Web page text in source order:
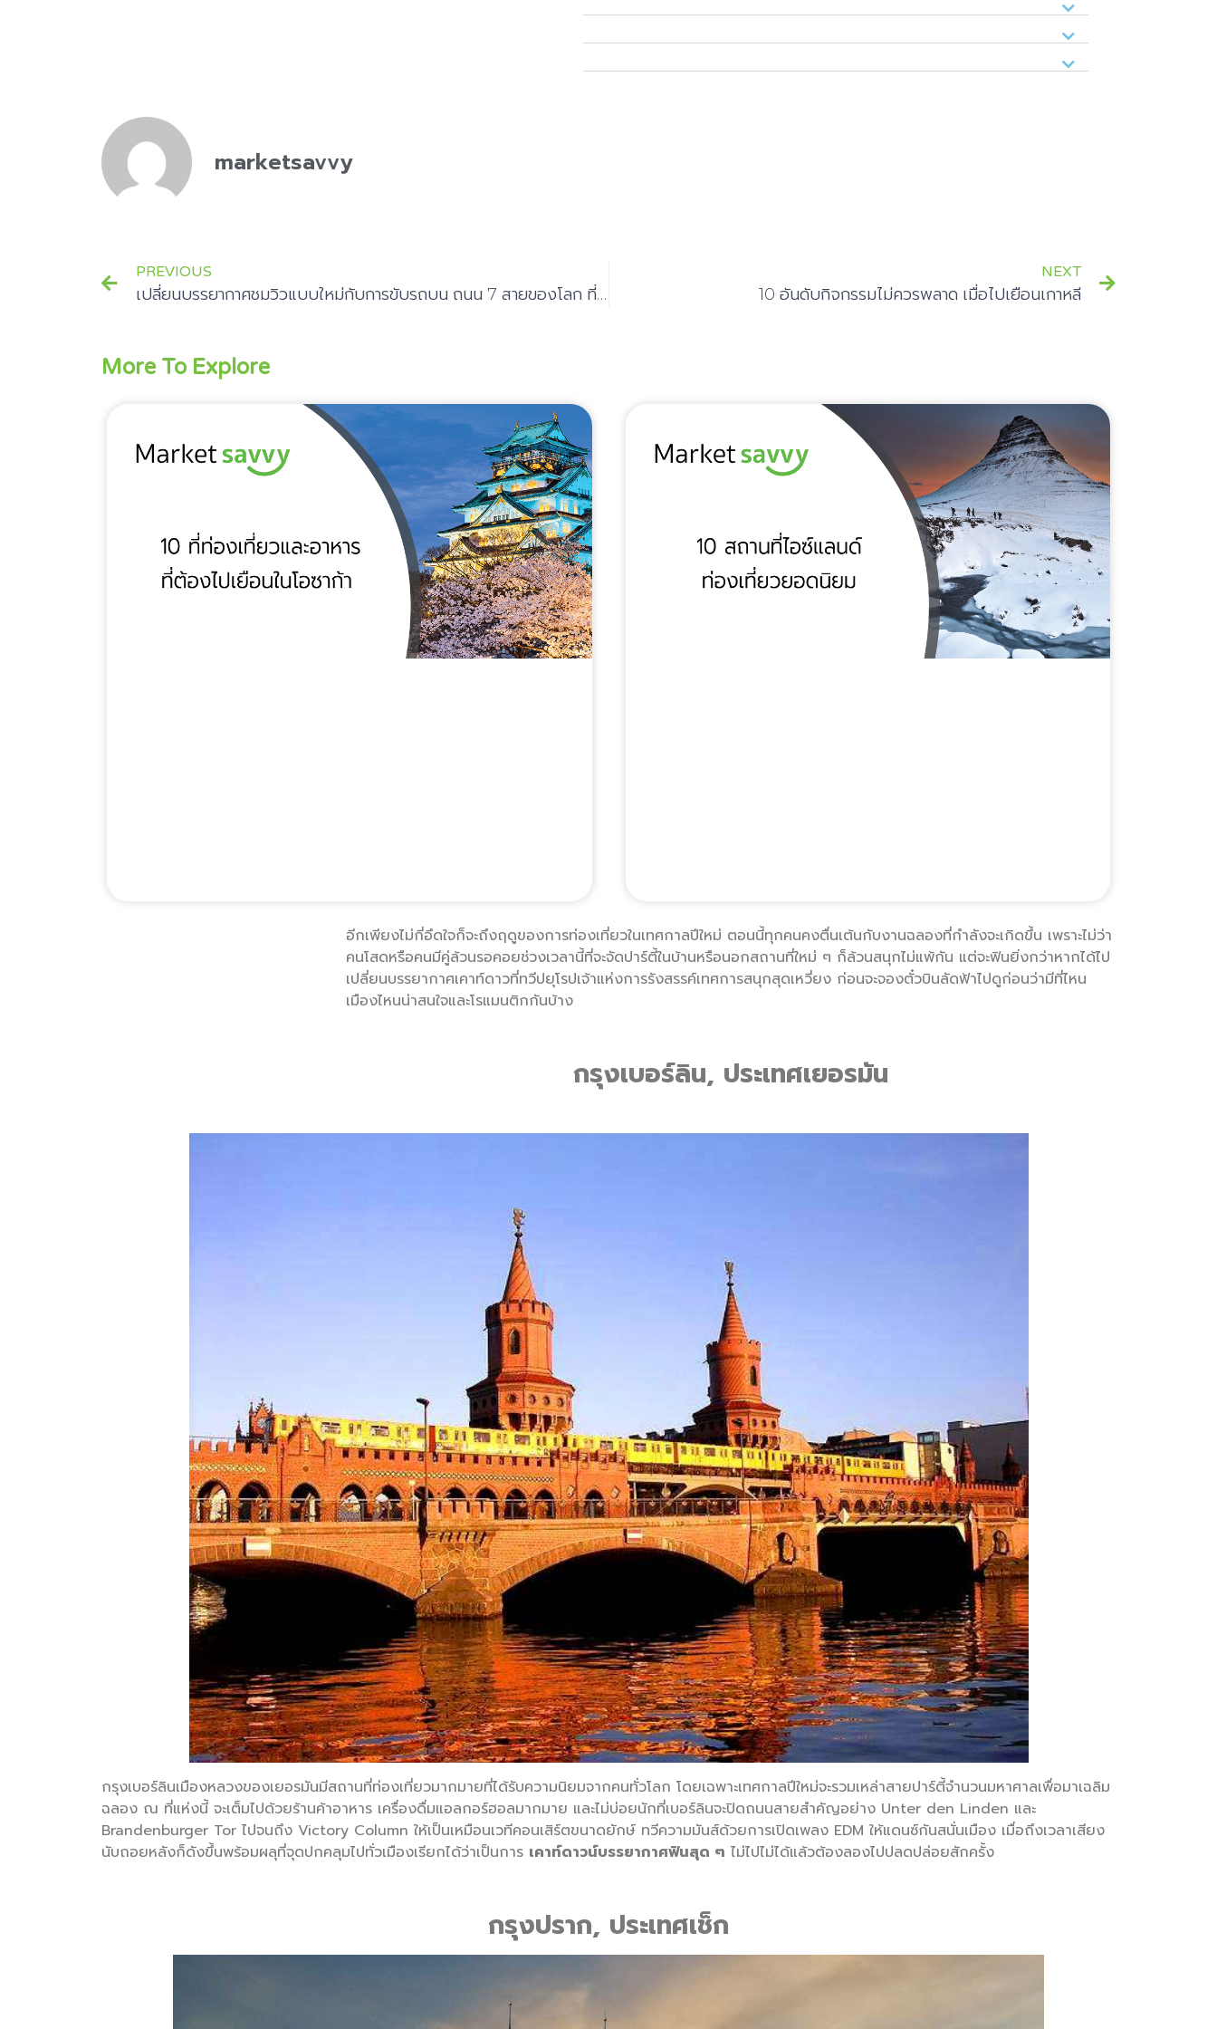
marketsavvy
PREVIOUS
เปลี่ยนบรรยากาศชมวิวแบบใหม่กับการขับรถบน ถนน 7 สายของโลก ที่สวยที่สุด
NEXT
10 อันดับกิจกรรมไม่ควรพลาด เมื่อไปเยือนเกาหลี
More To Explore
อีกเพียงไม่กี่อึดใจก็จะถึงฤดูของการท่องเที่ยวในเทศกาลปีใหม่ ตอนนี้ทุกคนคงตื่นเต้นกับงานฉลองที่กำลังจะเกิดขึ้น เพราะไม่ว่า
คนโสดหรือคนมีคู่ล้วนรอคอยช่วงเวลานี้ที่จะจัดปาร์ตี้ในบ้านหรือนอกสถานที่ใหม่ ๆ ก็ล้วนสนุกไม่แพ้กัน แต่จะฟินยิ่งกว่าหากได้ไป
เปลี่ยนบรรยากาศเคาท์ดาวที่ทวีปยุโรปเจ้าแห่งการรังสรรค์เทศการสนุกสุดเหวี่ยง ก่อนจะจองตั๋วบินลัดฟ้าไปดูก่อนว่ามีที่ไหน
เมืองไหนน่าสนใจและโรแมนติกกันบ้าง
กรุงเบอร์ลิน, ประเทศเยอรมัน
กรุงเบอร์ลินเมืองหลวงของเยอรมันมีสถานที่ท่องเที่ยวมากมายที่ได้รับความนิยมจากคนทั่วโลก โดยเฉพาะเทศกาลปีใหม่จะรวมเหล่าสายปาร์ตี้จำนวนมหาศาลเพื่อมาเฉลิม
ฉลอง ณ ที่แห่งนี้ จะเต็มไปด้วยร้านค้าอาหาร เครื่องดื่มแอลกอร์ฮอลมากมาย และไม่บ่อยนักที่เบอร์ลินจะปิดถนนสายสำคัญอย่าง Unter den Linden และ
Brandenburger Tor ไปจนถึง Victory Column ให้เป็นเหมือนเวทีคอนเสิร์ตขนาดยักษ์ ทวีความมันส์ด้วยการเปิดเพลง EDM ให้แดนซ์กันสนั่นเมือง เมื่อถึงเวลาเสียง
นับถอยหลังก็ดังขึ้นพร้อมผลุที่จุดปกคลุมไปทั่วเมืองเรียกได้ว่าเป็นการ เคาท์ดาวน์บรรยากาศฟินสุด ๆ ไม่ไปไม่ได้แล้วต้องลองไปปลดปล่อยสักครั้ง
กรุงปราก, ประเทศเช็ก